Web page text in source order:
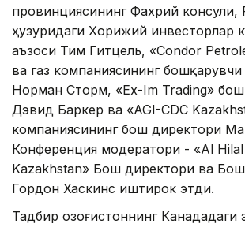
провинциясининг Фахрий консули,
ҳузуридаги Хорижий инвесторлар
аъзоси Тим Гитцель, «Condor
ва газ компаниясининг
Норман Сторм, «Ex-Im Trading»
Дэвид Баркер ва «AGI-CDC
компаниясининг бош директори
Конференция модератори - «Al
Kazakhstan» Бош директори ва
Гордон Хаскинс иштирок этди.
Тадбир Қозоғистоннинг Канададаги